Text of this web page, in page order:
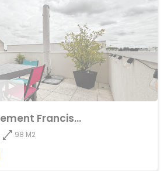
Achat Appartement Francisco ferrer
98 M2